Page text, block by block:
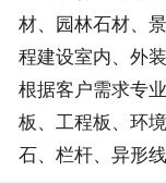
材、园林石材、
程建设室内、外
根据客户需求专
板、工程板、环
石、栏杆、异形